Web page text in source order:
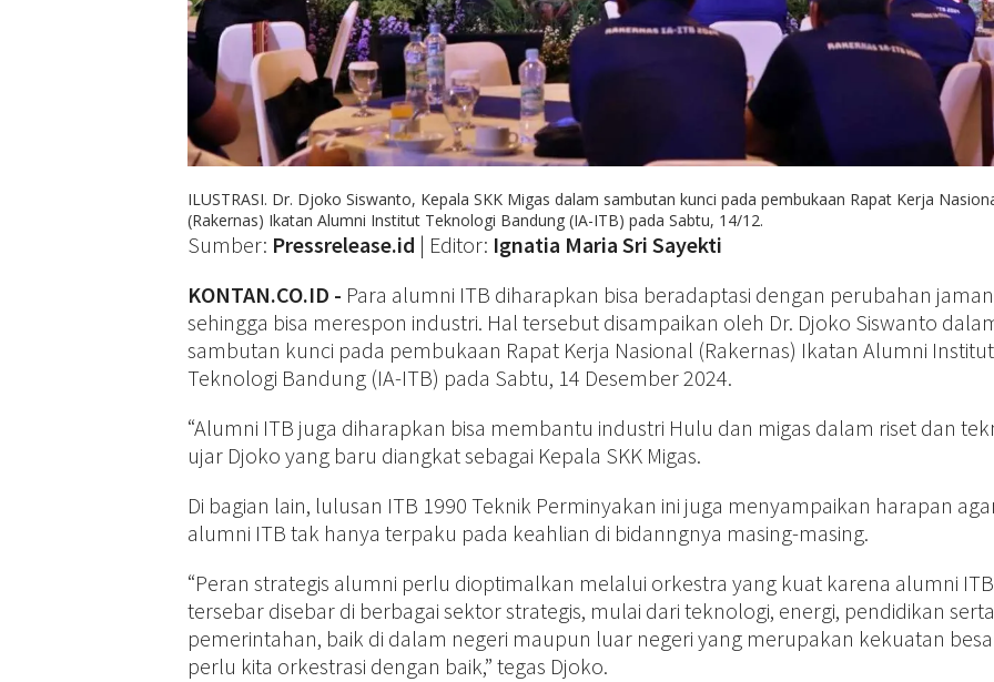
ILUSTRASI. Dr. Djoko Siswanto, Kepala SKK Migas dalam sambutan kunci pada pembukaan Rapat Kerja
(Rakernas) Ikatan Alumni Institut Teknologi Bandung (IA-ITB) pada Sabtu, 14/12.
Sumber: Pressrelease.id | Editor: Ignatia Maria Sri Sayekti
KONTAN.CO.ID - Para alumni ITB diharapkan bisa beradaptasi dengan perubahan jaman
sehingga bisa merespon industri. Hal tersebut disampaikan oleh Dr. Djoko Siswanto
sambutan kunci pada pembukaan Rapat Kerja Nasional (Rakernas) Ikatan Alumni Institut
Teknologi Bandung (IA-ITB) pada Sabtu, 14 Desember 2024.
“Alumni ITB juga diharapkan bisa membantu industri Hulu dan migas dalam riset dan
ujar Djoko yang baru diangkat sebagai Kepala SKK Migas.
Di bagian lain, lulusan ITB 1990 Teknik Perminyakan ini juga menyampaikan harapan
alumni ITB tak hanya terpaku pada keahlian di bidanngnya masing-masing.
“Peran strategis alumni perlu dioptimalkan melalui orkestra yang kuat karena alumni ITB
tersebar disebar di berbagai sektor strategis, mulai dari teknologi, energi, pendidikan serta
pemerintahan, baik di dalam negeri maupun luar negeri yang merupakan kekuatan
perlu kita orkestrasi dengan baik,” tegas Djoko.